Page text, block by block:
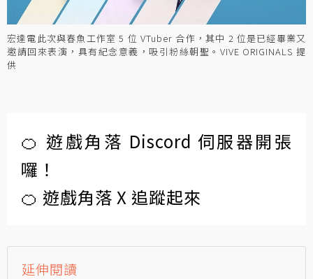
宏達電此次與春魚工作室 5 位 VTuber 合作，其中 2 位是已經畢業又
邀請回來表演，具有紀念意義，吸引粉絲朝聖。VIVE ORIGINALS 提
供
🍊 遊戲角落 Discord 伺服器開張
囉！
🍊 遊戲角落 X 追蹤起來
延伸閱讀